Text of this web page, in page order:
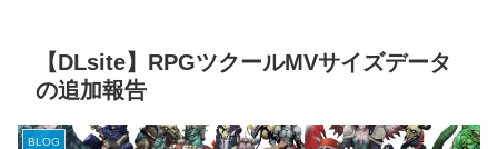
【DLsite】RPGツクールMVサイズデータ
の追加報告
BLOG